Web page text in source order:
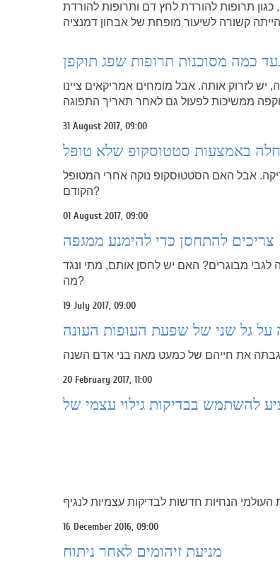
תרופות להורדת לחץ דם ותרופות להורדת
עד כמה מסוכנות תרופות שפג תוקפן.
לזרוק אותה. אבל מומחים אמריקאים ציינו
31 August 2017, 09:00
באמצעות סטטוסקופ שלא טופל
אבל האם הסטטוסקופ נוקה אחרי המטופל
הקודם?
01 August 2017, 09:00
מבוגרים? האם יש לחסן אותם, מתי ונגד
מה?
19 July 2017, 09:00
על גל שני של שפעת העופות העונה
20 February 2017, 11:00
16 December 2016, 09:00
מניעת זיהומים לאחר ניתוח